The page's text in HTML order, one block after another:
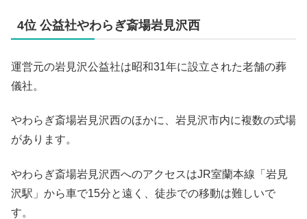
4位 公益社やわらぎ斎場岩見沢西
運営元の岩見沢公益社は昭和31年に設立された老舗の葬
儀社。
やわらぎ斎場岩見沢西のほかに、岩見沢市内に複数の式場
があります。
やわらぎ斎場岩見沢西へのアクセスはJR室蘭本線「岩見
沢駅」から車で15分と遠く、徒歩での移動は難しいで
す。